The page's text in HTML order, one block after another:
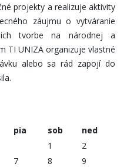
projekty a realizuje aktivity
záujmu o vytváranie
tvorbe na národnej a
TI UNIZA organizuje vlastné
alebo sa rád zapojí do
pia sob
ned
1
2
7 8
9